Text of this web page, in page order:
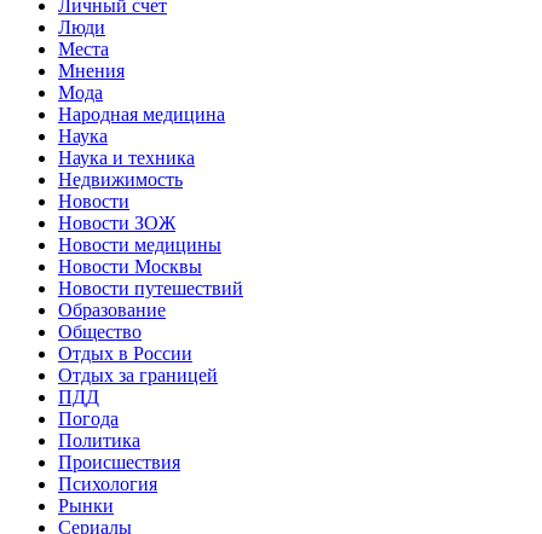
Личный счет
Люди
Места
Мнения
Мода
Народная медицина
Наука
Наука и техника
Недвижимость
Новости
Новости ЗОЖ
Новости медицины
Новости Москвы
Новости путешествий
Образование
Общество
Отдых в России
Отдых за границей
ПДД
Погода
Политика
Происшествия
Психология
Рынки
Сериалы